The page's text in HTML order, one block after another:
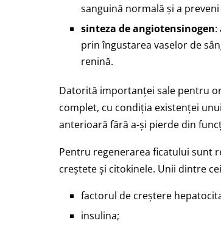
sanguină normală și a
sinteza de angiotensinogen:
prin îngustarea vaselor de
renină.
Datorită importanței sale pentru
complet, cu condiția existenței
anterioară fără a-și pierde din
Pentru regenerarea ficatului sunt
creștete și citokinele. Unii dintre
factorul de creștere
insulina;